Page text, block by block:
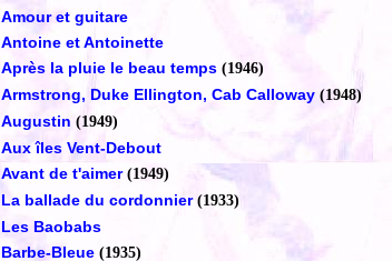
Amour et guitare
Antoine et Antoinette
Après la pluie le beau temps (1946)
Armstrong, Duke Ellington, Cab Calloway (1948)
Augustin (1949)
Aux îles Vent-Debout
Avant de t'aimer (1949)
La ballade du cordonnier (1933)
Les Baobabs
Barbe-Bleue (1935)